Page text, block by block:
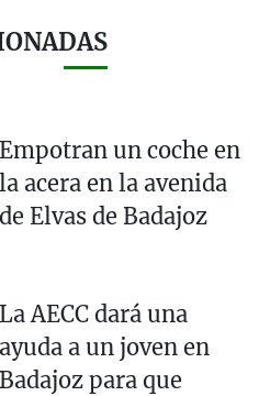
Empotran un coche en
la acera en la avenida
de Elvas de Badajoz
La AECC dará una
ayuda a un joven en
Badajoz para que